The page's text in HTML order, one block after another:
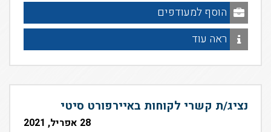
הוסף למעודפים
ראה עוד
נציג/ת קשרי לקוחות באיירפורט סיטי
28 אפריל, 2021